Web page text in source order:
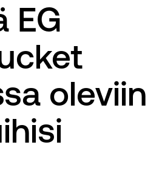
EG
oleviin